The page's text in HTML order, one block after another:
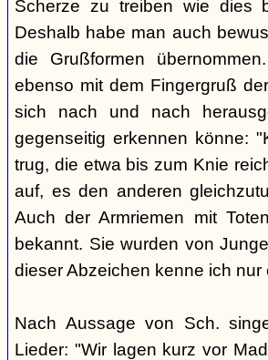
Scherze zu treiben wie dies
Deshalb habe man auch
die Grußformen
ebenso mit dem Fingergruß
sich nach und nach
gegenseitig erkennen könne:
trug, die etwa bis zum Knie
auf, es den anderen
Auch der Armriemen mit
bekannt. Sie wurden von
dieser Abzeichen kenne ich
Nach Aussage von Sch.
Lieder: "Wir lagen kurz vor